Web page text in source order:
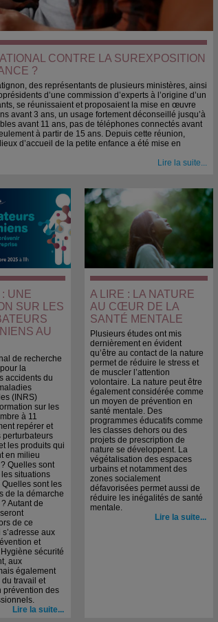
CONTRE LA SUREXPOSITION
?
des représentants de plusieurs ministères, ainsi
d’une commission d’experts à l’origine d’un
se réunissaient et proposaient la mise en œuvre
avant 3 ans, un usage fortement déconseillé jusqu’à
avant 11 ans, pas de téléphones connectés avant
à partir de 15 ans. Depuis cette réunion,
d’accueil de la petite enfance a été mise en
Lire la suite...
UNE
SUR LES
AU
de recherche
la
accidents du
(INRS)
sur les
à 11
repérer et
perturbateurs
les produits qui
en milieu
Quelles sont
les situations
Quelles sont les
de la démarche
Autant de
de ce
aux
et
sécurité
aux
également
travail et
prévention des
Lire la suite...
A LIRE : LA NATURE
AU CŒUR DE LA
SANTÉ MENTALE
Plusieurs études ont mis
dernièrement en évident
qu’être au contact de la nature
permet de réduire le stress et
de muscler l’attention
volontaire. La nature peut être
également considérée comme
un moyen de prévention en
santé mentale. Des
programmes éducatifs comme
les classes dehors ou des
projets de prescription de
nature se développent. La
végétalisation des espaces
urbains et notamment des
zones socialement
défavorisées permet aussi de
réduire les inégalités de santé
mentale.
Lire la suite...